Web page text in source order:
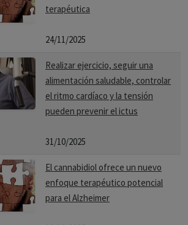
terapéutica
24/11/2025
Realizar ejercicio, seguir una
alimentación saludable, controlar
el ritmo cardíaco y la tensión
pueden prevenir el ictus
31/10/2025
El cannabidiol ofrece un nuevo
enfoque terapéutico potencial
para el Alzheimer